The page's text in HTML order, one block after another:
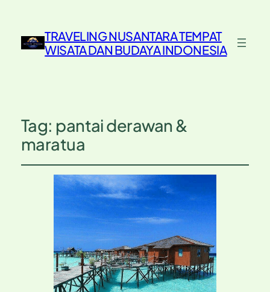
TRAVELING NUSANTARA TEMPAT
WISATA DAN BUDAYA INDONESIA
Tag: pantai derawan &
maratua